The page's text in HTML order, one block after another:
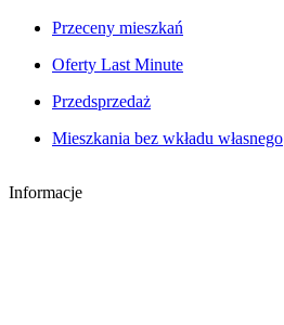
Przeceny mieszkań
Oferty Last Minute
Przedsprzedaż
Mieszkania bez wkładu własnego
Informacje